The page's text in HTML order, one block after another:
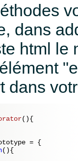
dans
html le
dans
(){
= {
(){